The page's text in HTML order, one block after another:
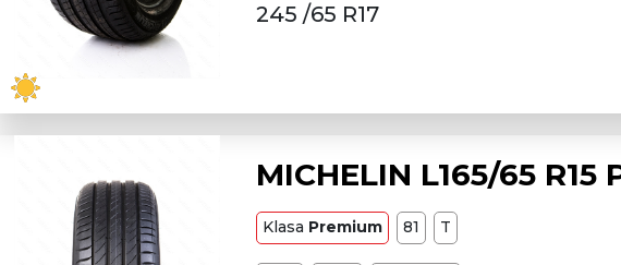
245 /65 R17
MICHELIN L165/65 R15
Klasa Premium 81 T